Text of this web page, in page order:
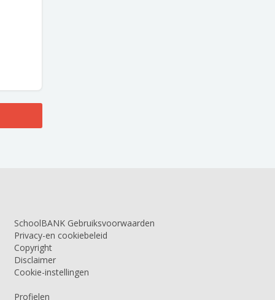
SchoolBANK Gebruiksvoorwaarden
Privacy-en cookiebeleid
Copyright
Disclaimer
Cookie-instellingen
Profielen